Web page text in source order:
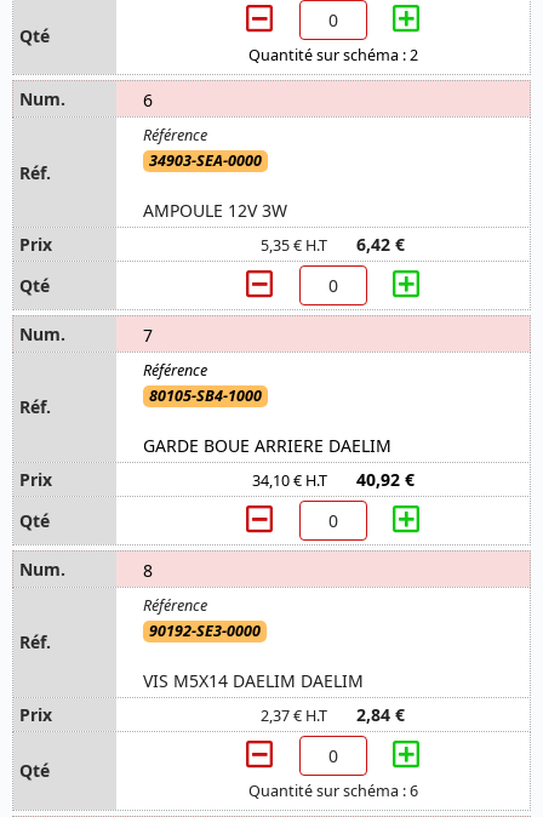
Quantité sur schéma : 2
6
34903-SEA-0000
AMPOULE 12V 3W
5,35 € H.T 6,42 €
7
80105-SB4-1000
GARDE BOUE ARRIERE DAELIM
34,10 € H.T 40,92 €
8
90192-SE3-0000
VIS M5X14 DAELIM DAELIM
2,37 € H.T 2,84 €
Quantité sur schéma : 6